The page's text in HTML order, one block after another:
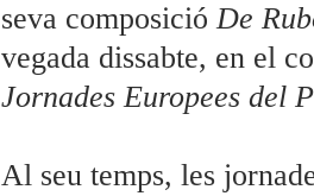
seva composicióDe
vegada dissabte, en el
Jornades Europees del
Al seu temps, les